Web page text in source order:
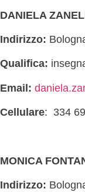
DANIELA
Indirizzo:
Qualifica:
Email:
Cellulare: 334
MONICA
Indirizzo: